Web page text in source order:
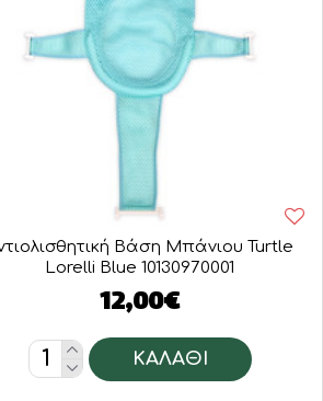
Βάση Μπάνιου Turtle
Lorelli Blue 10130970001
12,00€
ΚΑΛΆΘΙ